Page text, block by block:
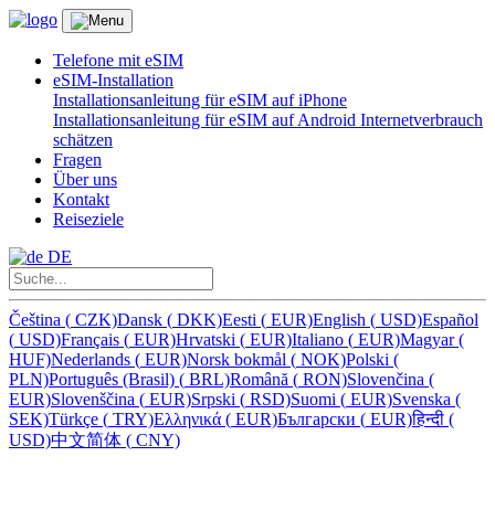
Telefone mit eSIM
eSIM-Installation
Installationsanleitung für eSIM auf iPhone
Installationsanleitung für eSIM auf Android Internetverbrauch
schätzen
Fragen
Über uns
Kontakt
Reiseziele
DE
Čeština ( CZK)Dansk ( DKK)Eesti ( EUR)English ( USD)Español
( USD)Français ( EUR)Hrvatski ( EUR)Italiano ( EUR)Magyar(
HUF)Nederlands ( EUR)Norsk bokmål ( NOK)Polski (
PLN)Português (Brasil) ( BRL)Română ( RON)Slovenčina (
EUR)Slovenščina ( EUR)Srpski ( RSD)Suomi ( EUR)Svenska (
SEK)Türkçe ( TRY)Ελληνικά ( EUR)Български ( EUR)हिन्दी (
USD)中文简体 ( CNY)